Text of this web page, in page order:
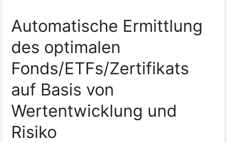
Automatische Ermittlung
des optimalen
Fonds/ETFs/Zertifikats
auf Basis von
Wertentwicklung und
Risiko